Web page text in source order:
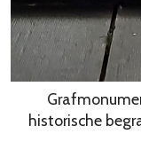
historische